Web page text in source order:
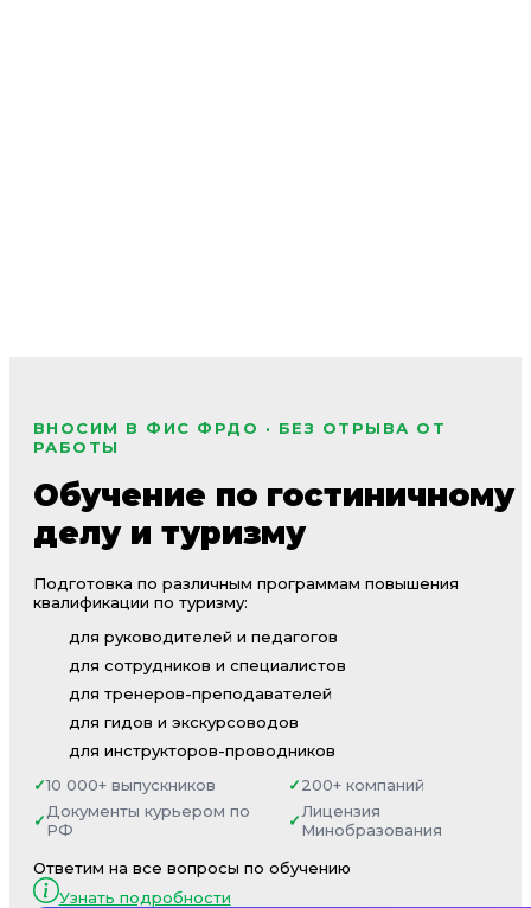
ВНОСИМ В ФИС ФРДО · БЕЗ ОТРЫВА ОТ
РАБОТЫ
Обучение по гостиничному
делу и туризму
Подготовка по различным программам повышения
квалификации по туризму:
для руководителей и педагогов
для сотрудников и специалистов
для тренеров-преподавателей
для гидов и экскурсоводов
для инструкторов-проводников
10 000+ выпускников
200+ компаний
Документы курьером по
РФ
Лицензия
Минобразования
Ответим на все вопросы по обучению
Узнать подробности